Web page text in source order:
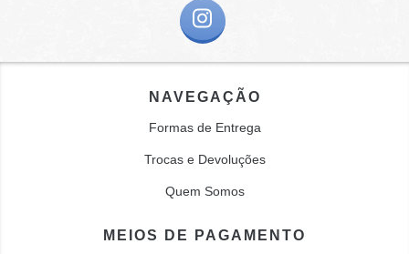
NAVEGAÇÃO
Formas de Entrega
Trocas e Devoluções
Quem Somos
MEIOS DE PAGAMENTO